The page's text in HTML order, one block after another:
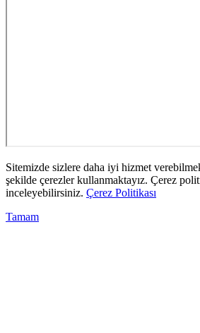
Sitemizde sizlere daha iyi hizmet
şekilde çerezler kullanmaktayız. Çerez
inceleyebilirsiniz. Çerez Politikası
Tamam